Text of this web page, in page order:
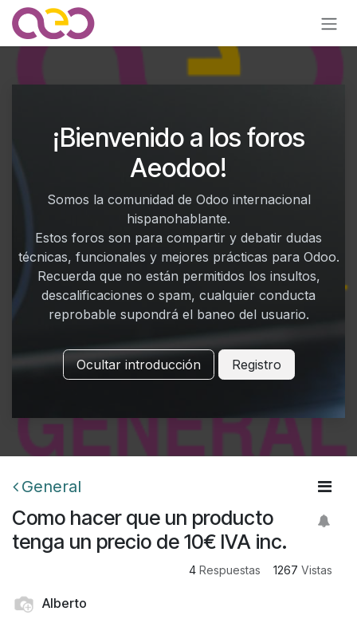
Ir al contenido
¡Bienvenido a los foros
Aeodoo!
Somos la comunidad de Odoo internacional
hispanohablante.
Estos foros son para compartir y debatir dudas
técnicas, funcionales y mejores prácticas para Odoo.
Recuerda que no están permitidos los insultos,
descalificaciones o spam, cualquier conducta
reprobable supondrá el baneo del usuario.
Ocultar introducción Registro
General
Como hacer que un producto
tenga un precio de 10€ IVA inc.
4 Respuestas 1267 Vistas
Alberto